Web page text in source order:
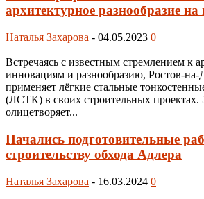
архитектурное разнообразие на
Наталья Захарова - 04.05.2023 0
Встречаясь с известным стремлением к
инновациям и разнообразию, Ростов-на-
применяет лёгкие стальные
(ЛСТК) в своих строительных проектах.
олицетворяет...
Начались подготовительные
строительству обхода Адлера
Наталья Захарова - 16.03.2024 0